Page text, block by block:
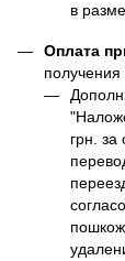
в
Оплата
получения
грн. за